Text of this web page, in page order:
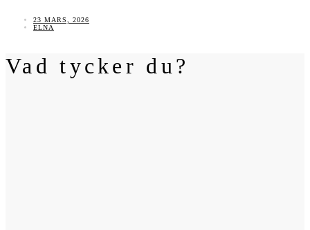
23 MARS, 2026
ELNA
Vad tycker du?